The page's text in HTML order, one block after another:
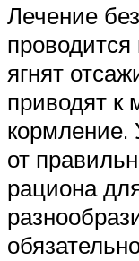
Лечение
ягнят
приводят к
кормление.
от
рациона